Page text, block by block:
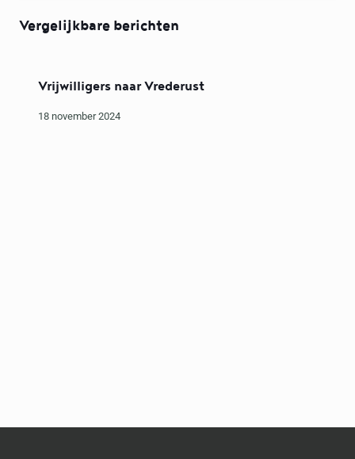
Vergelijkbare berichten
Vrijwilligers naar Vrederust
18 november 2024